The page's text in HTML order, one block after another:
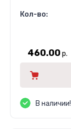
Кол-во:
460.00р.
В наличии!